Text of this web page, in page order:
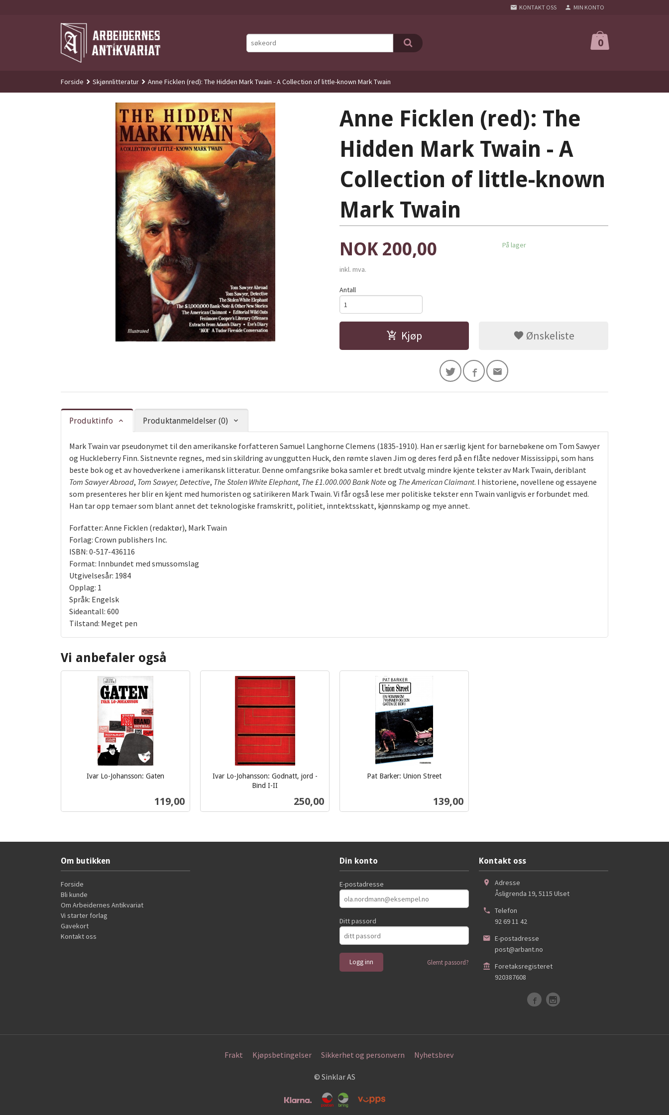
KONTAKT OSS MIN KONTO
0
Forside Skjønnlitteratur Anne Ficklen (red): The Hidden Mark Twain - A Collection of little-known Mark Twain
Anne Ficklen (red): The
Hidden Mark Twain - A
Collection of little-known
Mark Twain
Pris
NOK 200,00
inkl. mva.
På lager
Antall
Kjøp Ønskeliste
Produktinfo Produktanmeldelser (0)
Mark Twain var pseudonymet til den amerikanske forfatteren Samuel Langhorne Clemens (1835-1910). Han er særlig kjent for barnebøkene om Tom Sawyer
og Huckleberry Finn. Sistnevnte regnes, med sin skildring av unggutten Huck, den rømte slaven Jim og deres ferd på en flåte nedover Mississippi, som hans
beste bok og et av hovedverkene i amerikansk litteratur. Denne omfangsrike boka samler et bredt utvalg mindre kjente tekster av Mark Twain, deriblant
Tom Sawyer Abroad, Tom Sawyer, Detective, The Stolen White Elephant, The £1.000.000 Bank Note og The American Claimant. I historiene, novellene og essayene
som presenteres her blir en kjent med humoristen og satirikeren Mark Twain. Vi får også lese mer politiske tekster enn Twain vanligvis er forbundet med.
Han tar opp temaer som blant annet det teknologiske framskritt, politiet, inntektsskatt, kjønnskamp og mye annet.
Forfatter: Anne Ficklen (redaktør), Mark Twain
Forlag: Crown publishers Inc.
ISBN: 0-517-436116
Format: Innbundet med smussomslag
Utgivelsesår: 1984
Opplag: 1
Språk: Engelsk
Sideantall: 600
Tilstand: Meget pen
Vi anbefaler også
Ivar Lo-Johansson: Gaten
Pris
119,00
Ivar Lo-Johansson: Godnatt, jord -
Bind I-II
Pris
250,00
Pat Barker: Union Street
Pris
139,00
Om butikken
Forside
Bli kunde
Om Arbeidernes Antikvariat
Vi starter forlag
Gavekort
Kontakt oss
Din konto
E-postadresse
Ditt passord
Glemt passord?
Kontakt oss
Adresse
Åsligrenda 19, 5115 Ulset
Telefon
92 69 11 42
E-postadresse
post@arbant.no
Foretaksregisteret
920387608
Frakt Kjøpsbetingelser Sikkerhet og personvern Nyhetsbrev
© Sinklar AS